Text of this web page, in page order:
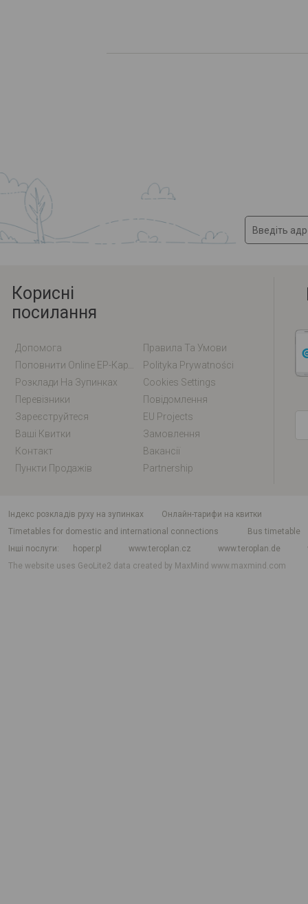
Корисні
посилання
Допомога
Правила Та Умови
Polityka Prywatności
Розклади На Зупинках
Cookies Settings
Перевізники
Повідомлення
Зареєструйтеся
EU Projects
Ваші Квитки
Замовлення
Контакт
Вакансії
Пункти Продажів
Partnership
індекс розкладів руху на зупинках
Онлайн-тарифи на квитки
Timetables for domestic and international connections
Bus timetable
Інші послуги
hoper.pl www.teroplan.cz www.teroplan.de
The website uses GeoLite2 data created by MaxMindwww.maxmind.com